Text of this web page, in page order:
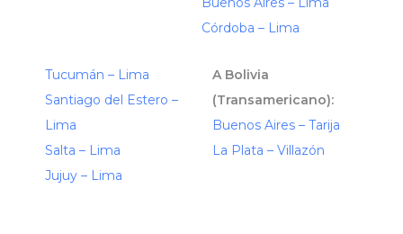
Córdoba – Lima
Tucumán – Lima
Santiago del Estero –
Lima
Salta – Lima
Jujuy – Lima
A Bolivia
(Transamericano):
Buenos Aires – Tarija
La Plata – Villazón